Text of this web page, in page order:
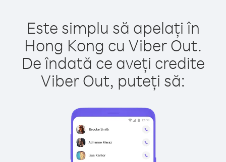
Este simplu să apelați în
Hong Kong cu Viber Out.
De îndată ce aveți credite
Viber Out, puteți să: